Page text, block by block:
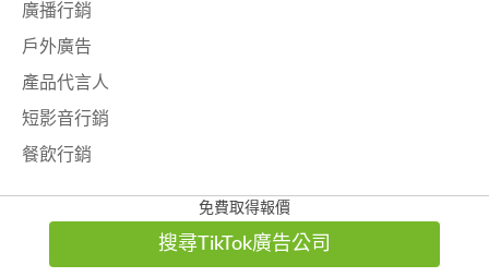
廣播行銷
戶外廣告
產品代言人
短影音行銷
餐飲行銷
附近社群行銷的專家
免費取得報價
搜尋TikTok廣告公司